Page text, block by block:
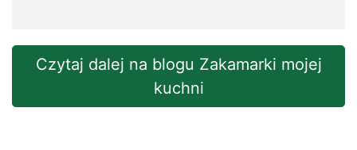
Czytaj dalej na blogu Zakamarki mojej
kuchni